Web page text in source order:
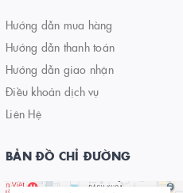
Hướng dẫn mua hàng
Hướng dẫn thanh toán
Hướng dẫn giao nhận
Điều khoản dịch vụ
Liên Hệ
BẢN ĐỒ CHỈ ĐƯỜNG